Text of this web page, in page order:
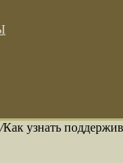
/Как узнать